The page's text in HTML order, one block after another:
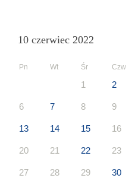
10 czerwiec 2022
Pn Wt Śr Czw
1 2
6 7 8 9
13 14 15 16
20 21 22 23
27 28 29 30